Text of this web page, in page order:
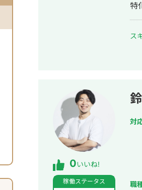
特
ンサ
ル
ス
0いいね!
稼働ステータス
対
職